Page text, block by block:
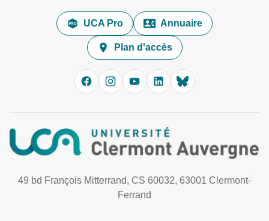
UCA Pro Annuaire
Plan d'accès
49 bd François Mitterrand, CS 60032, 63001 Clermont-
Ferrand